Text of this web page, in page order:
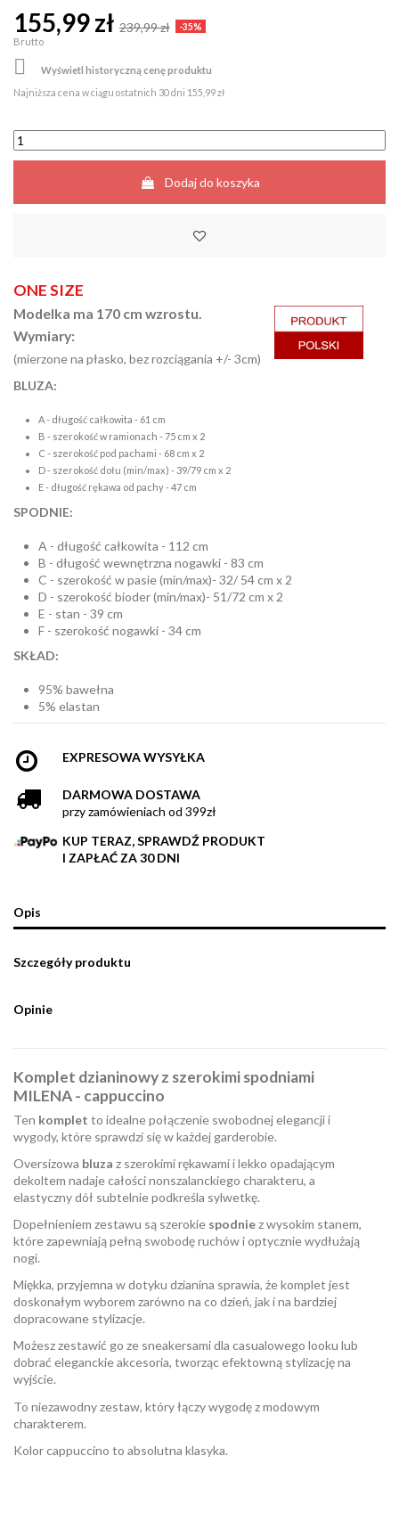
155,99 zł 239,99 zł -35%
Brutto

Wyświetl historyczną cenę produktu
Najniższa cena w ciągu ostatnich 30 dni 155,99 zł
Dodaj do koszyka
ONE SIZE
Modelka ma 170 cm wzrostu.
Wymiary:
(mierzone na płasko, bez rozciągania +/- 3cm)
BLUZA:
A - długość całkowita - 61 cm
B - szerokość w ramionach - 75 cm x 2
C - szerokość pod pachami - 68 cm x 2
D - szerokość dołu (min/max) - 39/79 cm x 2
E - długość rękawa od pachy - 47 cm
SPODNIE:
A - długość całkowita - 112 cm
B - długość wewnętrzna nogawki - 83 cm
C - szerokość w pasie (min/max)- 32/ 54 cm x 2
D - szerokość bioder (min/max)- 51/72 cm x 2
E - stan - 39 cm
F - szerokość nogawki - 34 cm
SKŁAD:
95% bawełna
5% elastan
EXPRESOWA WYSYŁKA
DARMOWA DOSTAWA
przy zamówieniach od 399zł
KUP TERAZ, SPRAWDŹ PRODUKT
I ZAPŁAĆ ZA 30 DNI
Opis
Szczegóły produktu
Opinie
Komplet dzianinowy z szerokimi spodniami
MILENA - cappuccino
Ten komplet to idealne połączenie swobodnej elegancji i
wygody, które sprawdzi się w każdej garderobie.
Oversizowa bluza z szerokimi rękawami i lekko opadającym
dekoltem nadaje całości nonszalanckiego charakteru, a
elastyczny dół subtelnie podkreśla sylwetkę.
Dopełnieniem zestawu są szerokie spodniez wysokim stanem,
które zapewniają pełną swobodę ruchów i optycznie wydłużają
nogi.
Miękka, przyjemna w dotyku dzianina sprawia, że komplet jest
doskonałym wyborem zarówno na co dzień, jak i na bardziej
dopracowane stylizacje.
Możesz zestawić go ze sneakersami dla casualowego looku lub
dobrać eleganckie akcesoria, tworząc efektowną stylizację na
wyjście.
To niezawodny zestaw, który łączy wygodę z modowym
charakterem.
Kolor cappuccino to absolutna klasyka.